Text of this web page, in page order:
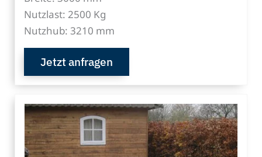
Nutzlast: 2500 Kg
Nutzhub: 3210 mm
Jetzt anfragen